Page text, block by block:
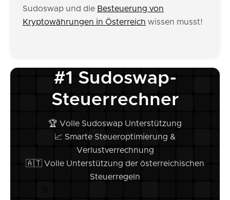
Sudoswap und die Besteuerung von
Kryptowährungen in Österreich wissen musst!
#1 Sudoswap-
Steuerrechner
🏆 Volle Sudoswap Unterstützung
📈 Smarte Steueroptimierung &
Verlustverrechnung
🇦🇹 Volle Unterstützung der österreichischen
Steuerregeln